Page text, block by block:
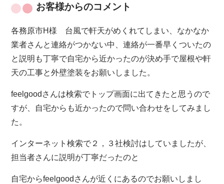
お客様からのコメント
各務原市H様 台風で軒天がめくれてしまい、なかなか
業者さんと連絡がつかない中、連絡が一番早くついたの
と説明も丁寧で自宅から近かったのが決め手で屋根や軒
天の工事と外壁塗装をお願いしました。
feelgoodさんは検索でトップ画面に出てきたと思うので
すが、自宅からも近かったので問い合わせをしてみまし
た。
インターネット検索で２，３社検討はしていましたが、
担当者さんに説明が丁寧だったのと
自宅からfeelgoodさんが近くにあるのでお願いしまし